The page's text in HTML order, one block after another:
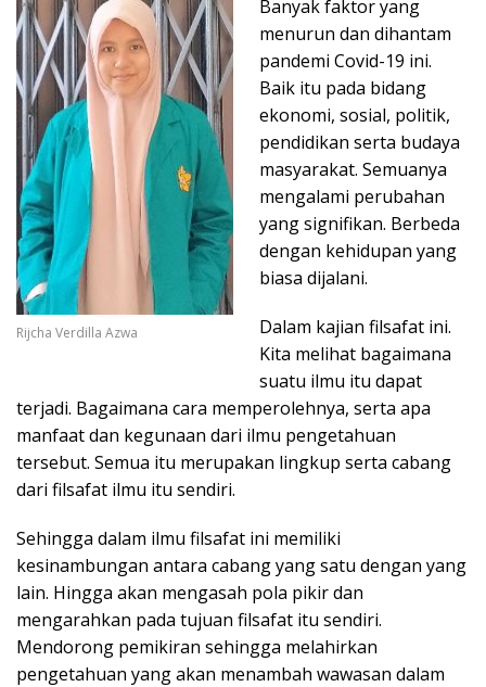
Rijcha Verdilla Azwa
Banyak faktor yang
menurun dan dihantam
pandemi Covid-19 ini.
Baik itu pada bidang
ekonomi, sosial, politik,
pendidikan serta budaya
masyarakat. Semuanya
mengalami perubahan
yang signifikan. Berbeda
dengan kehidupan yang
biasa dijalani.
Dalam kajian filsafat ini.
Kita melihat bagaimana
suatu ilmu itu dapat
terjadi. Bagaimana cara memperolehnya, serta apa
manfaat dan kegunaan dari ilmu pengetahuan
tersebut. Semua itu merupakan lingkup serta cabang
dari filsafat ilmu itu sendiri.
Sehingga dalam ilmu filsafat ini memiliki
kesinambungan antara cabang yang satu dengan yang
lain. Hingga akan mengasah pola pikir dan
mengarahkan pada tujuan filsafat itu sendiri.
Mendorong pemikiran sehingga melahirkan
pengetahuan yang akan menambah wawasan dalam